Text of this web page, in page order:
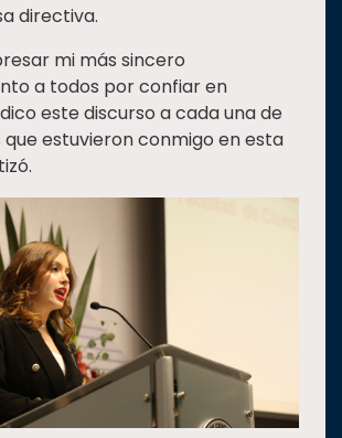
directiva.
mi más sincero
a todos por confiar en
este discurso a cada una de
que estuvieron conmigo en esta